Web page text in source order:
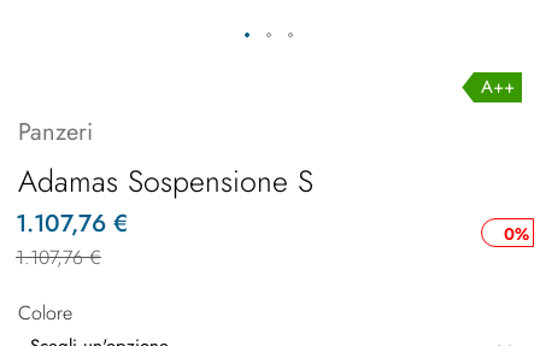
A++
Panzeri
Adamas Sospensione S
0%
1.107,76 €
1.107,76 €
Colore